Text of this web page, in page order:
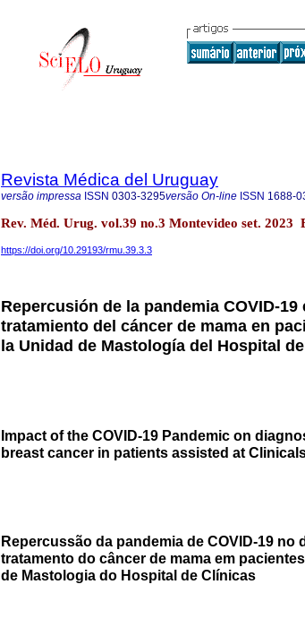
Revista Médica del Uruguay
versão impressa ISSN 0303-3295versão On-line ISSN 1688-
Rev. Méd. Urug. vol.39 no.3 Montevideo set. 2023
https://doi.org/10.29193/rmu.39.3.3
Repercusión de la pandemia COVID-
tratamiento del cáncer de mama en
la Unidad de Mastología del Hospital
Impact of the COVID-19 Pandemic on
breast cancer in patients assisted at
Repercussão da pandemia de COVID-19 no
tratamento do câncer de mama em
de Mastologia do Hospital de Clínicas